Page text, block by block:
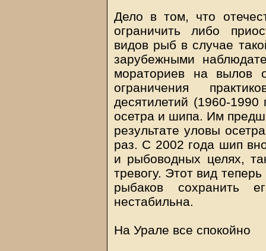
Дело в том, что
ограничить либо
видов рыб в случае
зарубежными
мораториев на вылов
ограничения
десятилетий (1960-
осетра и шипа. Им
результате уловы
раз. С 2002 года шип
и рыбоводных целях,
тревогу. Этот вид
рыбаков сохранить
нестабильна.
На Урале все спокойно